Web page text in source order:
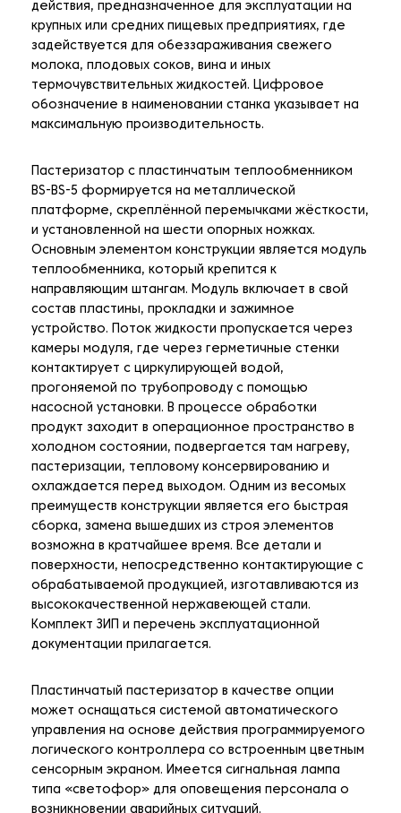
действия, предназначенное для эксплуатации на
крупных или средних пищевых предприятиях, где
задействуется для обеззараживания свежего
молока, плодовых соков, вина и иных
термочувствительных жидкостей. Цифровое
обозначение в наименовании станка указывает на
максимальную производительность.
Пастеризатор с пластинчатым теплообменником
BS-BS-5 формируется на металлической
платформе, скреплённой перемычками жёсткости,
и установленной на шести опорных ножках.
Основным элементом конструкции является модуль
теплообменника, который крепится к
направляющим штангам. Модуль включает в свой
состав пластины, прокладки и зажимное
устройство. Поток жидкости пропускается через
камеры модуля, где через герметичные стенки
контактирует с циркулирующей водой,
прогоняемой по трубопроводу с помощью
насосной установки. В процессе обработки
продукт заходит в операционное пространство в
холодном состоянии, подвергается там нагреву,
пастеризации, тепловому консервированию и
охлаждается перед выходом. Одним из весомых
преимуществ конструкции является его быстрая
сборка, замена вышедших из строя элементов
возможна в кратчайшее время. Все детали и
поверхности, непосредственно контактирующие с
обрабатываемой продукцией, изготавливаются из
высококачественной нержавеющей стали.
Комплект ЗИП и перечень эксплуатационной
документации прилагается.
Пластинчатый пастеризатор в качестве опции
может оснащаться системой автоматического
управления на основе действия программируемого
логического контроллера со встроенным цветным
сенсорным экраном. Имеется сигнальная лампа
типа «светофор» для оповещения персонала о
возникновении аварийных ситуаций.